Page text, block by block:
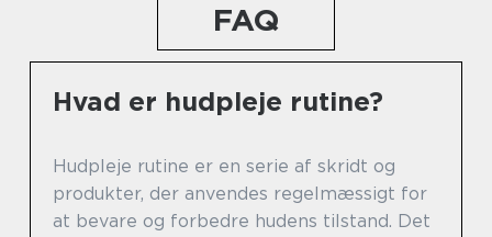
FAQ
Hvad er hudpleje rutine?
Hudpleje rutine er en serie af skridt og
produkter, der anvendes regelmæssigt for
at bevare og forbedre hudens tilstand. Det